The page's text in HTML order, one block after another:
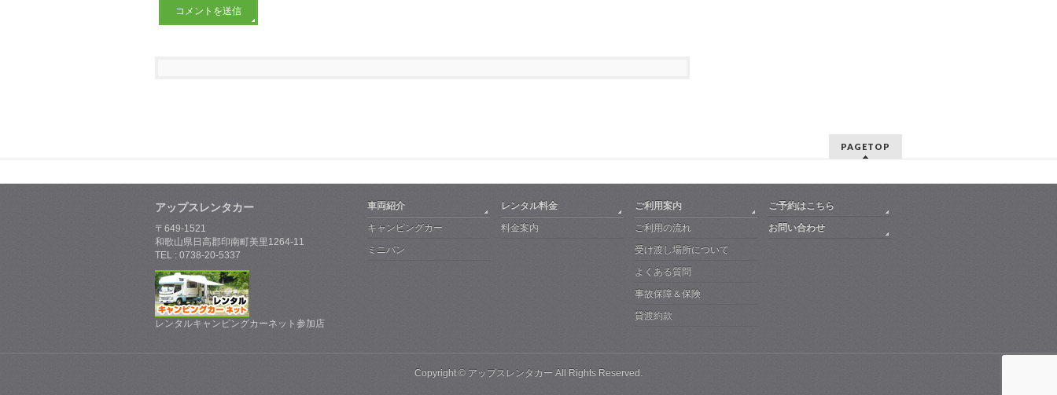
PAGETOP
アップスレンタカー
〒649-1521
和歌山県日高郡印南町美里1264-11
TEL : 0738-20-5337
レンタルキャンピングカーネット参加店
車両紹介
キャンピングカー
ミニバン
レンタル料金
料金案内
ご利用案内
ご利用の流れ
受け渡し場所について
よくある質問
事故保障＆保険
貸渡約款
ご予約はこちら
お問い合わせ
Copyright © アップスレンタカー All Rights Reserved.